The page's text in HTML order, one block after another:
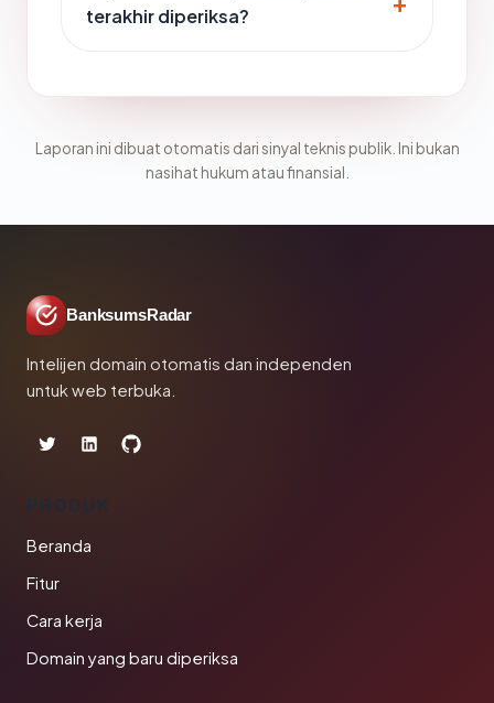
terakhir diperiksa?
Laporan ini dibuat otomatis dari sinyal teknis publik. Ini bukan
nasihat hukum atau finansial.
BanksumsRadar
Intelijen domain otomatis dan independen
untuk web terbuka.
PRODUK
Beranda
Fitur
Cara kerja
Domain yang baru diperiksa